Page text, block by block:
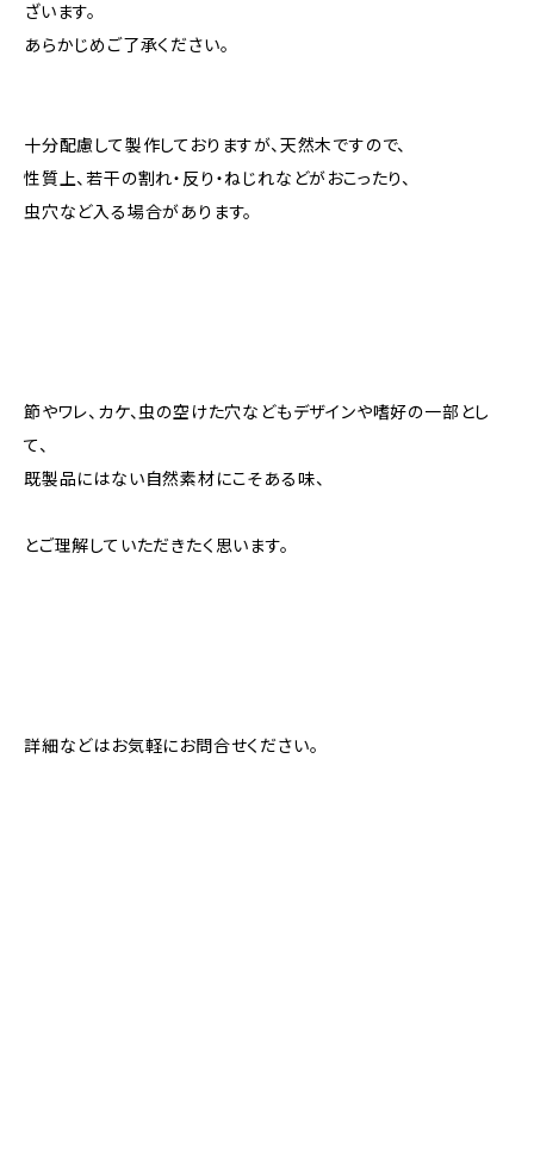
ざいます。
あらかじめご了承ください。
十分配慮して製作しておりますが、天然木ですので、
性質上、若干の割れ・反り・ねじれなどがおこったり、
虫穴など入る場合があります。
節やワレ、カケ、虫の空けた穴などもデザインや嗜好の一部とし
て、
既製品にはない自然素材にこそある味、
とご理解していただきたく思います。
詳細などはお気軽にお問合せください。